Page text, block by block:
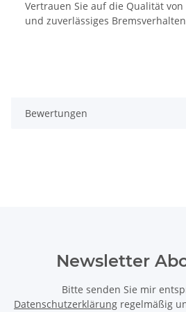
Vertrauen Sie auf die Qualität von
und zuverlässiges
Bewertungen
Newsletter
Bitte senden Sie mir
Datenschutzerklärung regelmäßig